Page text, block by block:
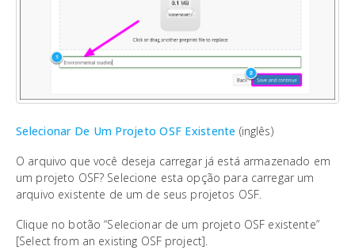
Selecionar De Um Projeto OSF Existente (inglês)
O arquivo que você deseja carregar já está armazenado em
um projeto OSF? Selecione esta opção para carregar um
arquivo existente de um de seus projetos OSF.
Clique no botão “Selecionar de um projeto OSF existente”
[Select from an existing OSF project].